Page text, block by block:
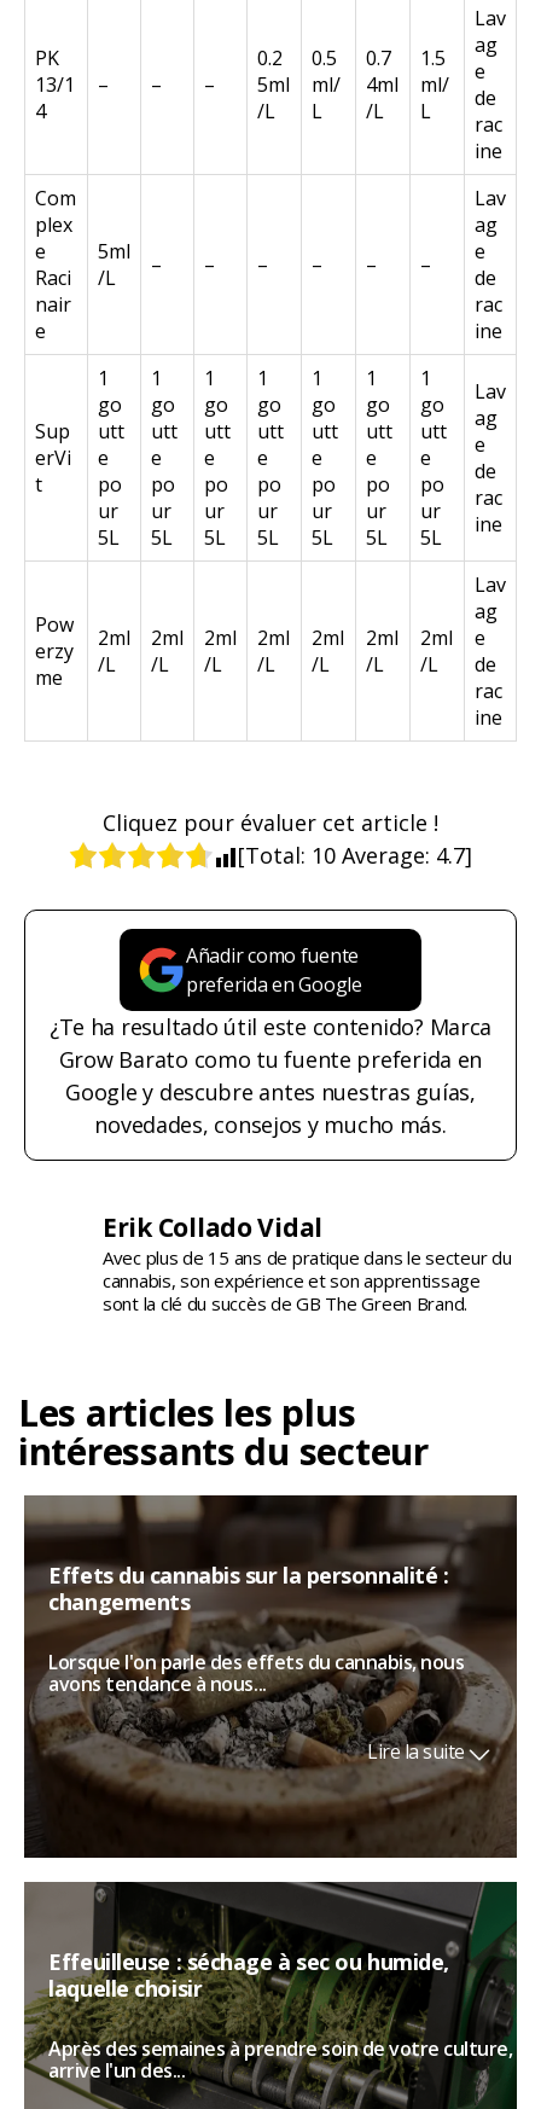
PK
13/1
4
– – –
0.2
5ml
/L
0.5
ml/
L
0.7
4ml
/L
1.5
ml/
L
Lav
ag
e
de
rac
ine
Com
plex
e
Raci
nair
e
5ml
/L
– – – – – –
Lav
ag
e
de
rac
ine
Sup
erVi
t
1
go
utt
e
po
ur
5L
1
go
utt
e
po
ur
5L
1
go
utt
e
po
ur
5L
1
go
utt
e
po
ur
5L
1
go
utt
e
po
ur
5L
1
go
utt
e
po
ur
5L
1
go
utt
e
po
ur
5L
Lav
ag
e
de
rac
ine
Pow
erzy
me
2ml
/L
2ml
/L
2ml
/L
2ml
/L
2ml
/L
2ml
/L
2ml
/L
Lav
ag
e
de
rac
ine
Cliquez pour évaluer cet article !
[Total: 10 Average: 4.7]
Añadir como fuente
preferida en Google
¿Te ha resultado útil este contenido? Marca
Grow Barato como tu fuente preferida en
Google y descubre antes nuestras guías,
novedades, consejos y mucho más.
Erik Collado Vidal
Avec plus de 15 ans de pratique dans le secteur du
cannabis, son expérience et son apprentissage
sont la clé du succès de GB The Green Brand.
Les articles les plus
intéressants du secteur
Effets du cannabis sur la personnalité :
changements
Lorsque l'on parle des effets du cannabis, nous
avons tendance à nous...
Lire la suite
Effeuilleuse : séchage à sec ou humide,
laquelle choisir
Après des semaines à prendre soin de votre culture,
arrive l'un des...